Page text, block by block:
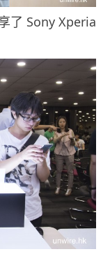
了 Sony Xperia